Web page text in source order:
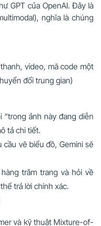
GPT của OpenAI. Đây là
nghĩa là chúng
video, mã code một
đổi trung gian)
“trong ảnh này đang diễn
tả chi tiết.
cầu vẽ biểu đồ, Gemini sẽ
trăm trang và hỏi về
trả lời chính xác.
và kỹ thuật Mixture-of-